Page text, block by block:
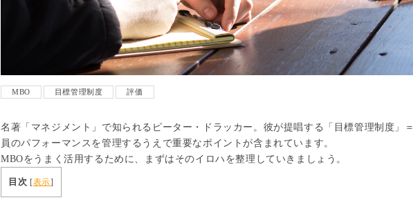
MBO 目標管理制度 評価
名著「マネジメント」で知られるピーター・ドラッカー。彼が提唱する「目標管理制度」＝
員のパフォーマンスを管理するうえで重要なポイントが含まれています。
MBOをうまく活用するために、まずはそのイロハを整理していきましょう。
目次 [表示]